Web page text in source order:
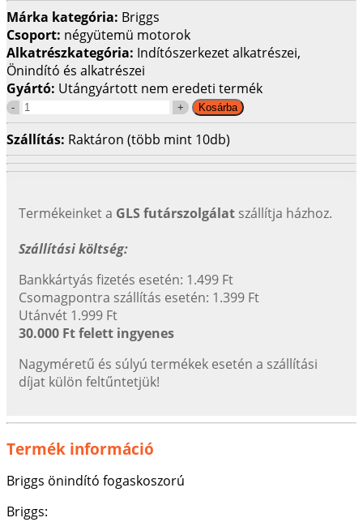
Márka kategória: Briggs
Csoport: négyütemü motorok
Alkatrészkategória: Indítószerkezet alkatrészei,
Önindító és alkatrészei
Gyártó: Utángyártott nem eredeti termék
Szállítás: Raktáron (több mint 10db)
Termékeinket a GLS futárszolgálat szállítja házhoz.
Szállítási költség:
Bankkártyás fizetés esetén: 1.499 Ft
Csomagpontra szállítás esetén: 1.399 Ft
Utánvét 1.999 Ft
30.000 Ft felett ingyenes
Nagyméretű és súlyú termékek esetén a szállítási
díjat külön feltűntetjük!
Termék információ
Briggs önindító fogaskoszorú
Briggs: